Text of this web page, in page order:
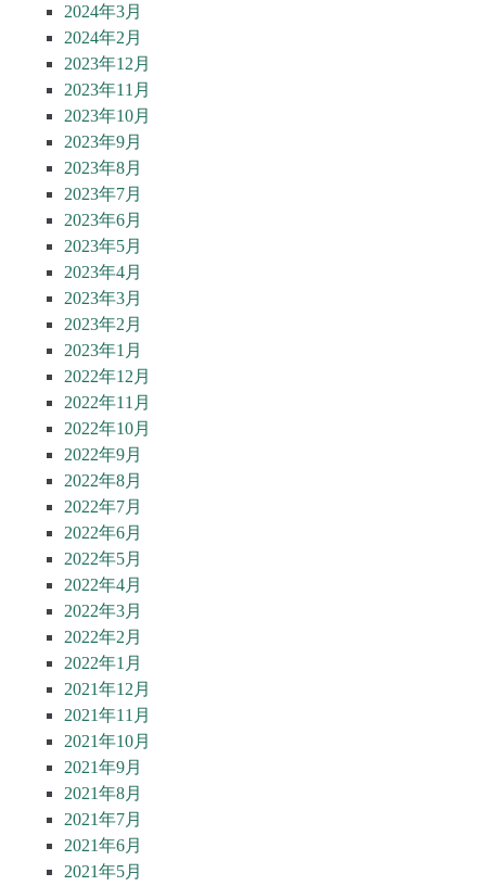
2024年3月
2024年2月
2023年12月
2023年11月
2023年10月
2023年9月
2023年8月
2023年7月
2023年6月
2023年5月
2023年4月
2023年3月
2023年2月
2023年1月
2022年12月
2022年11月
2022年10月
2022年9月
2022年8月
2022年7月
2022年6月
2022年5月
2022年4月
2022年3月
2022年2月
2022年1月
2021年12月
2021年11月
2021年10月
2021年9月
2021年8月
2021年7月
2021年6月
2021年5月